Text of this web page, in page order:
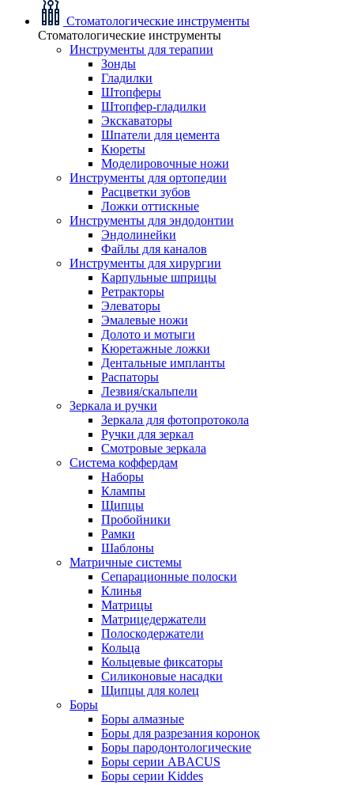
Стоматологические инструменты
Стоматологические инструменты
Инструменты для терапии
Зонды
Гладилки
Штопферы
Штопфер-гладилки
Экскаваторы
Шпатели для цемента
Кюреты
Моделировочные ножи
Инструменты для ортопедии
Расцветки зубов
Ложки оттискные
Инструменты для эндодонтии
Эндолинейки
Файлы для каналов
Инструменты для хирургии
Карпульные шприцы
Ретракторы
Элеваторы
Эмалевые ножи
Долото и мотыги
Кюретажные ложки
Дентальные импланты
Распаторы
Лезвия/скальпели
Зеркала и ручки
Зеркала для фотопротокола
Ручки для зеркал
Смотровые зеркала
Система коффердам
Наборы
Клампы
Щипцы
Пробойники
Рамки
Шаблоны
Матричные системы
Сепарационные полоски
Клинья
Матрицы
Матрицедержатели
Полоскодержатели
Кольца
Кольцевые фиксаторы
Силиконовые насадки
Щипцы для колец
Боры
Боры алмазные
Боры для разрезания коронок
Боры пародонтологические
Боры серии ABACUS
Боры серии Kiddes